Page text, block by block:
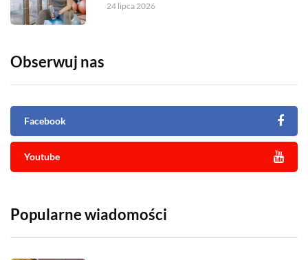
24 lipca 2026
Obserwuj nas
Facebook
Youtube
Popularne wiadomości